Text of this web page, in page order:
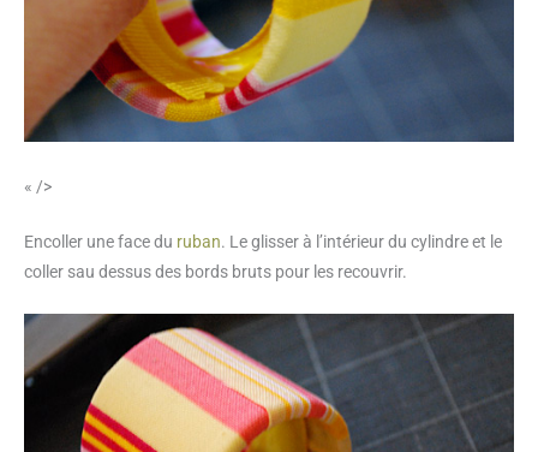
« />
Encoller une face du ruban. Le glisser à l’intérieur du cylindre et le
coller sau dessus des bords bruts pour les recouvrir.